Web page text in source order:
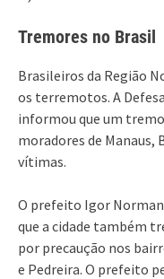
Tremores no Brasil
Brasileiros da Região
os terremotos. A
informou que um
moradores de Manaus,
vítimas.
O prefeito Igor
que a cidade também
por precaução nos
e Pedreira. O prefeito